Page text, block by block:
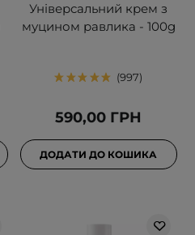
Універсальний крем з
муцином равлика - 100g
997
590,00 ГРН
ДОДАТИ ДО КОШИКА